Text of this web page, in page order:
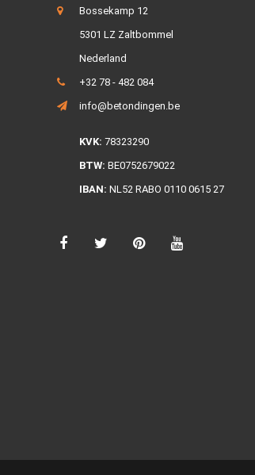
Bossekamp 12
5301 LZ Zaltbommel
Nederland
+32 78 - 482 084
info@betondingen.be
KVK: 78323290
BTW: BE0752679022
IBAN: NL52 RABO 0110 0615 27